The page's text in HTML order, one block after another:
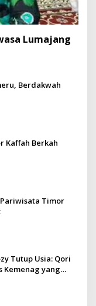
Lumajang
Berdakwah
Kaffah Berkah
Pariwisata Timor
Tutup Usia: Qori
Kemenag yang